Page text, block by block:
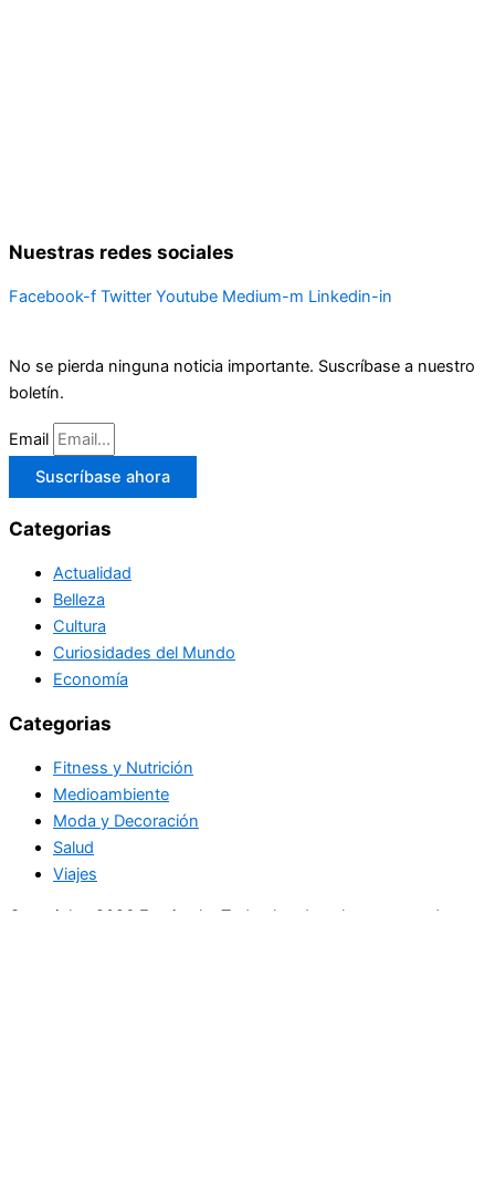
Nuestras redes sociales
Facebook-f Twitter Youtube Medium-m Linkedin-in
No se pierda ninguna noticia importante. Suscríbase a nuestro
boletín.
Email
Suscríbase ahora
Categorias
Actualidad
Belleza
Cultura
Curiosidades del Mundo
Economía
Categorias
Fitness y Nutrición
Medioambiente
Moda y Decoración
Salud
Viajes
Copyright+2026 En circulo. Todos los derechos reservados